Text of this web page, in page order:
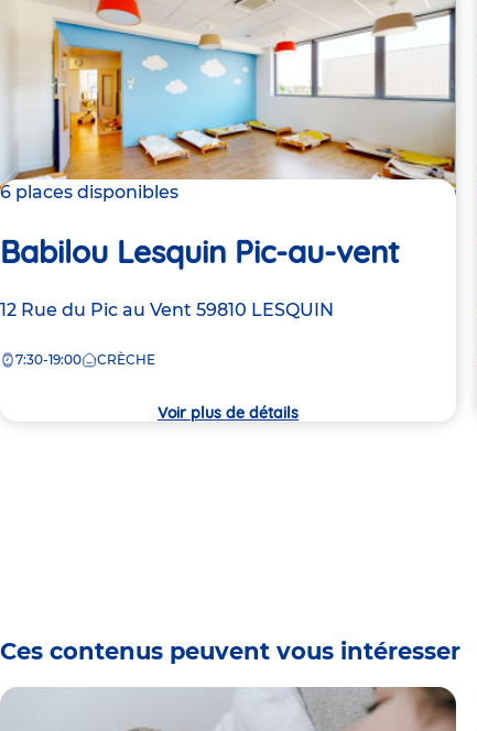
6 places disponibles
Babilou Lesquin Pic-au-vent
Adresse
la
12 Rue du Pic au Vent 59810 LESQUIN
7:30-19:00 CRÈCHE
Voir plus de détails
Ces contenus peuvent vous intéresser